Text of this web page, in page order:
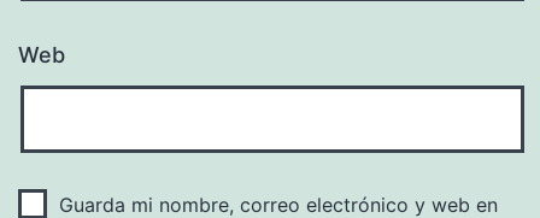
Web
Guarda mi nombre, correo electrónico y web en